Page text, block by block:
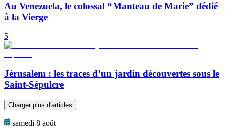
Au Venezuela, le colossal “Manteau de Marie” dédié
à la Vierge
5
Jérusalem : les traces d’un jardin découvertes sous le
Saint-Sépulcre
Charger plus d'articles
samedi 8 août